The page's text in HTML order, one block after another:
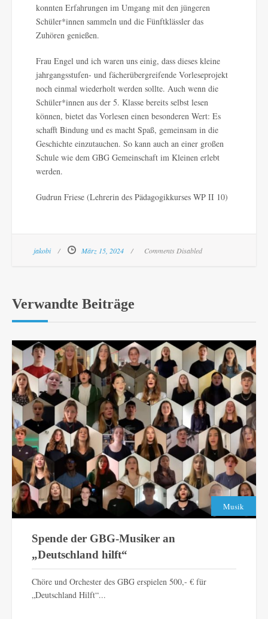
konnten Erfahrungen im Umgang mit den jüngeren
Schüler*innen sammeln und die Fünftklässler das
Zuhören genießen.
Frau Engel und ich waren uns einig, dass dieses kleine
jahrgangsstufen- und fächerübergreifende Vorleseprojekt
noch einmal wiederholt werden sollte. Auch wenn die
Schüler*innen aus der 5. Klasse bereits selbst lesen
können, bietet das Vorlesen einen besonderen Wert: Es
schafft Bindung und es macht Spaß, gemeinsam in die
Geschichte einzutauchen. So kann auch an einer großen
Schule wie dem GBG Gemeinschaft im Kleinen erlebt
werden.
Gudrun Friese (Lehrerin des Pädagogikkurses WP II 10)
jakobi März 15, 2024 Comments Disabled
Verwandte Beiträge
Musik
Spende der GBG-Musiker an
„Deutschland hilft“
Chöre und Orchester des GBG erspielen 500,- € für
„Deutschland Hilft“...